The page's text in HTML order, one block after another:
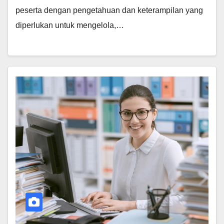
peserta dengan pengetahuan dan keterampilan yang
diperlukan untuk mengelola,…